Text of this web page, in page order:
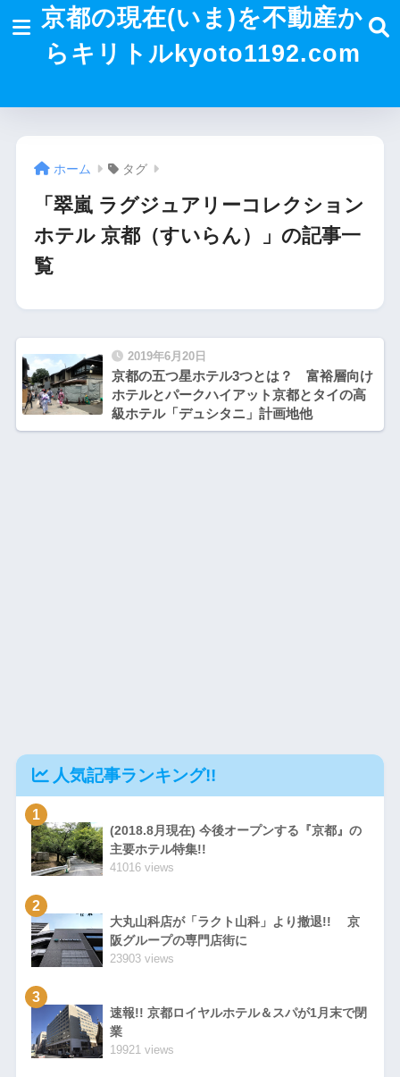
京都の現在(いま)を不動産か
らキリトルkyoto1192.com
ホーム タグ
「翠嵐 ラグジュアリーコレクション
ホテル 京都（すいらん）」の記事一
覧
2019年6月20日
京都の五つ星ホテル3つとは？ 富裕層向け
ホテルとパークハイアット京都とタイの高
級ホテル「デュシタニ」計画地他
人気記事ランキング!!
1
(2018.8月現在) 今後オープンする『京都』の
主要ホテル特集!!
41016 views
2
大丸山科店が「ラクト山科」より撤退!! 京
阪グループの専門店街に
23903 views
3
速報!! 京都ロイヤルホテル＆スパが1月末で閉
業
19921 views